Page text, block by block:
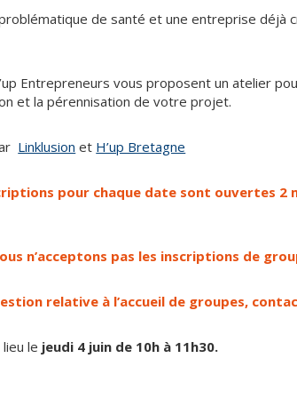
de santé et une entreprise déjà
Entrepreneurs vous proposent un atelier
et la pérennisation de votre projet.
Linklusion et H’up Bretagne
pour chaque date sont ouvertes 2
n’acceptons pas les inscriptions de
relative à l’accueil de groupes,
le jeudi 4 juin de 10h à 11h30.